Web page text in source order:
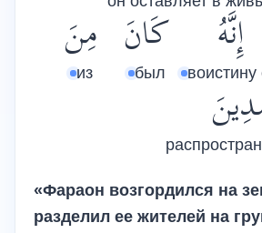
إِنَّهُ
воистину
كَانَ
был
مِنَ
из
«Фараон возгордился на
разделил ее жителей на